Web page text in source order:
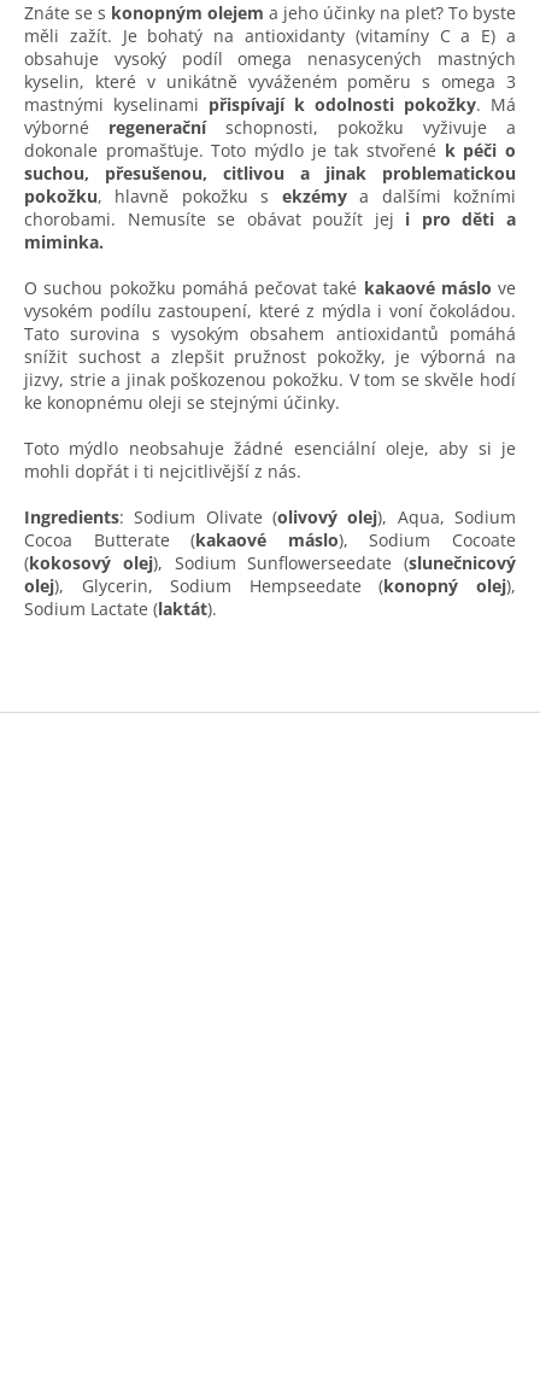
Znáte se s konopným olejem a jeho účinky na pleť? To byste
měli zažít. Je bohatý na antioxidanty (vitamíny C a E) a
obsahuje vysoký podíl omega nenasycených mastných
kyselin, které v unikátně vyváženém poměru s omega 3
mastnými kyselinami přispívají k odolnosti pokožky. Má
výborné
regenerační
schopnosti, pokožku vyživuje a
dokonale promašťuje. Toto mýdlo je tak stvořené k péči o
suchou, přesušenou, citlivou a jinak problematickou
pokožku, hlavně pokožku s ekzémy a dalšími kožními
chorobami. Nemusíte se obávat použít jej i pro děti a
miminka.
O suchou pokožku pomáhá pečovat také kakaové máslo ve
vysokém podílu zastoupení, které z mýdla i voní čokoládou.
Tato surovina s vysokým obsahem antioxidantů pomáhá
snížit suchost a zlepšit pružnost pokožky, je výborná na
jizvy, strie a jinak poškozenou pokožku. V tom se skvěle hodí
ke konopnému oleji se stejnými účinky.
Toto mýdlo neobsahuje žádné esenciální oleje, aby si je
mohli dopřát i ti nejcitlivější z nás.
Ingredients: Sodium Olivate (olivový olej), Aqua, Sodium
Cocoa Butterate (kakaové máslo), Sodium Cocoate
(kokosový olej), Sodium Sunflowerseedate (slunečnicový
olej), Glycerin, Sodium Hempseedate (konopný olej),
Sodium Lactate (laktát).
Z